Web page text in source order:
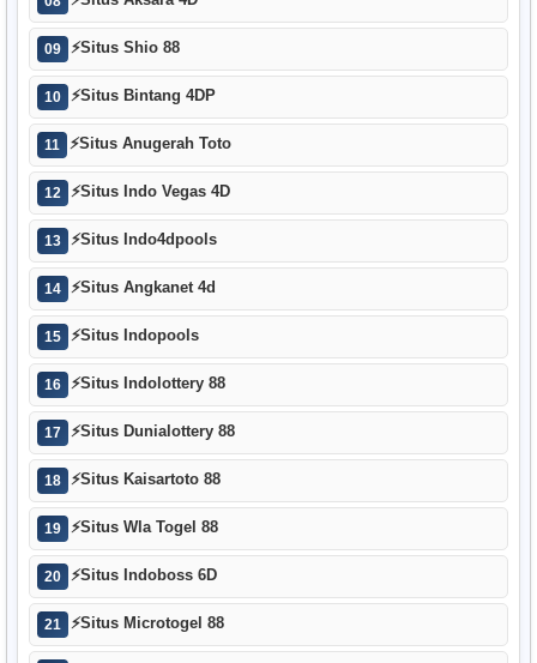
09 ⚡Situs Shio 88
10 ⚡Situs Bintang 4DP
11 ⚡Situs Anugerah Toto
12 ⚡Situs Indo Vegas 4D
13 ⚡Situs Indo4dpools
14 ⚡Situs Angkanet 4d
15 ⚡Situs Indopools
16 ⚡Situs Indolottery 88
17 ⚡Situs Dunialottery 88
18 ⚡Situs Kaisartoto 88
19 ⚡Situs Wla Togel 88
20 ⚡Situs Indoboss 6D
21 ⚡Situs Microtogel 88